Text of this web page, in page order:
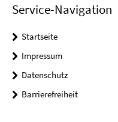
Service-Navigation
Startseite
Impressum
Datenschutz
Barrierefreiheit